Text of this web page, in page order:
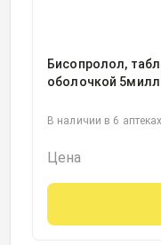
Бисопролол,
оболочкой
В наличии в 6 аптеках
Цена